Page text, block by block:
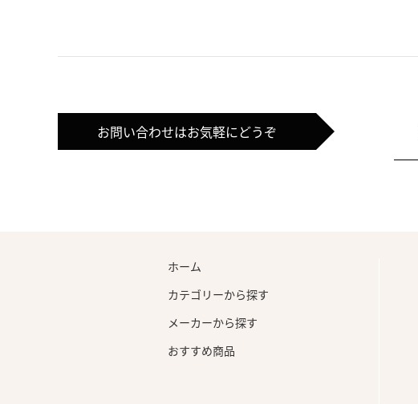
お問い合わせはお気軽にどうぞ
ホーム
カテゴリーから探す
メーカーから探す
おすすめ商品